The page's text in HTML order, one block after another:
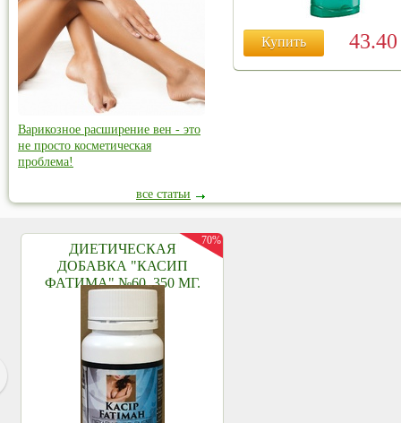
Купить
Варикозное расширение вен - это
не просто косметическая
проблема!
все статьи
ДИЕТИЧЕСКАЯ
ДОБАВКА "КАСИП
ФАТИМА" №60, 350 МГ.
70%